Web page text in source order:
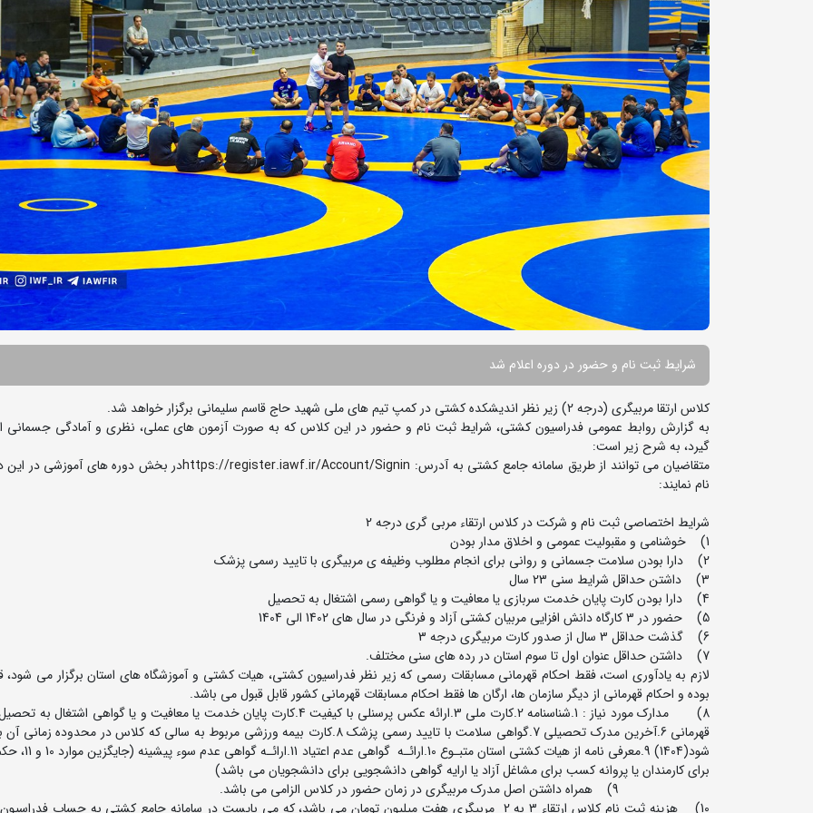
شرایط ثبت نام و حضور در دوره اعلام شد
کلاس ارتقا مربیگری (درجه 2) زیر نظر اندیشکده کشتی در کمپ تیم های ملی شهید حاج قاسم سلیمانی برگزار خواهد شد.
به گزارش روابط عمومی فدراسیون کشتی، شرایط ثبت نام و حضور در این کلاس که به صورت آزمون های عملی، نظری و آمادگی جسمانی
گیرد، به شرح زیر است:
متقاضیان می توانند از طریق سامانه جامع کشتی به آدرس: https://register.iawf.ir/Account/Signinدر بخش دوره های آموزشی در این
نام نمایند:
شرایط اختصاصی ثبت نام و شرکت در کلاس ارتقاء مربی گری درجه 2
1) خوشنامی و مقبولیت عمومی و اخلاق مدار بودن
2) دارا بودن سلامت جسمانی و روانی برای انجام مطلوب وظیفه ی مربیگری با تایید رسمی پزشک
3) داشتن حداقل شرایط سنی 23 سال
4) دارا بودن کارت پایان خدمت سربازی یا معافیت و یا گواهی رسمی اشتغال به تحصیل
5) حضور در 3 کارگاه دانش افزایی مربیان کشتی آزاد و فرنگی در سال های 1402 الی 1404
6) گذشت حداقل 3 سال از صدور کارت مربیگری درجه 3
7) داشتن حداقل عنوان اول تا سوم استان در رده های سنی مختلف.
لازم به یادآوری است، فقط احکام قهرمانی مسابقات رسمی که زیر نظر فدراسیون کشتی، هیات کشتی و آموزشگاه های استان برگزار می شود،
بوده و احکام قهرمانی از دیگر سازمان ها، ارگان ها فقط احکام مسابقات قهرمانی کشور قابل قبول می باشد.
قهرمانی 6.آخرین مدرک تحصیلی 7.گواهی سلامت با تایید رسمی پزشک 8.کارت بیمه ورزشی مربوط به سالی که کلاس در محدوده
شود(1404) 9.معرفی نامه از هیات کشتی استان
برای کارمندان یا پروانه کسب برای مشاغل آزاد یا ارایه گواهی دانشجویی برای دانشجویان
10) هزینه ثبت نام کلاس ارتقاء 3 به 2 مربیگری هفت میلیون تومان می باشد، که می بایست در سامانه جامع کشتی به حساب